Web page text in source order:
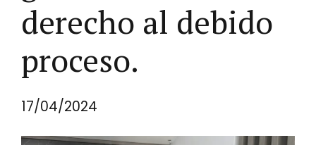
derecho al debido
proceso.
17/04/2024